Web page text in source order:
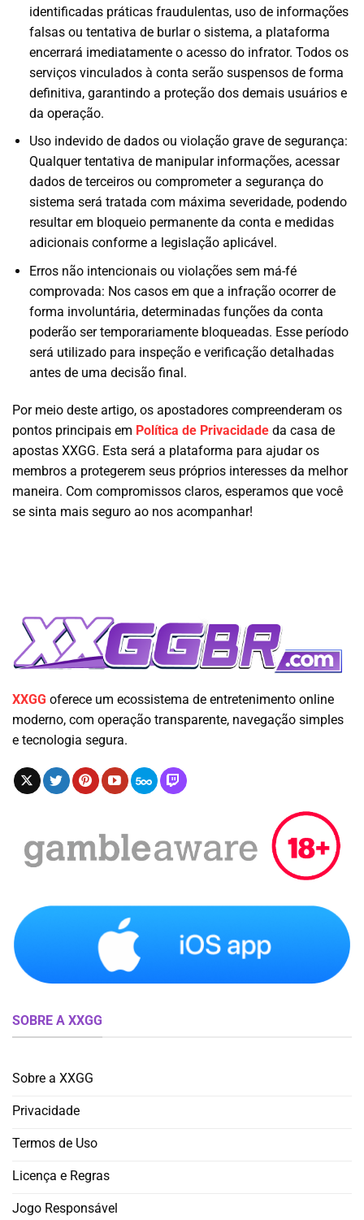
identificadas práticas fraudulentas, uso de informações
falsas ou tentativa de burlar o sistema, a plataforma
encerrará imediatamente o acesso do infrator. Todos os
serviços vinculados à conta serão suspensos de forma
definitiva, garantindo a proteção dos demais usuários e
da operação.
Uso indevido de dados ou violação grave de segurança:
Qualquer tentativa de manipular informações, acessar
dados de terceiros ou comprometer a segurança do
sistema será tratada com máxima severidade, podendo
resultar em bloqueio permanente da conta e medidas
adicionais conforme a legislação aplicável.
Erros não intencionais ou violações sem má-fé
comprovada: Nos casos em que a infração ocorrer de
forma involuntária, determinadas funções da conta
poderão ser temporariamente bloqueadas. Esse período
será utilizado para inspeção e verificação detalhadas
antes de uma decisão final.
Por meio deste artigo, os apostadores compreenderam os
pontos principais em Política de Privacidade da casa de
apostas XXGG. Esta será a plataforma para ajudar os
membros a protegerem seus próprios interesses da melhor
maneira. Com compromissos claros, esperamos que você
se sinta mais seguro ao nos acompanhar!
XXGG oferece um ecossistema de entretenimento online
moderno, com operação transparente, navegação simples
e tecnologia segura.
SOBRE A XXGG
Sobre a XXGG
Privacidade
Termos de Uso
Licença e Regras
Jogo Responsável